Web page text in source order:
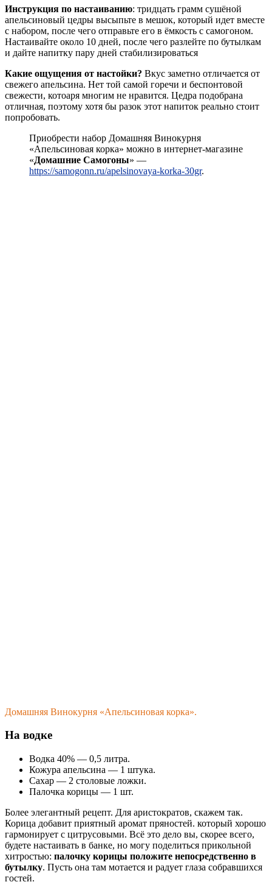
Инструкция по настаиванию: тридцать грамм сушёной
апельсиновый цедры высыпьте в мешок, который идет вместе
с набором, после чего отправьте его в ёмкость с самогоном.
Настаивайте около 10 дней, после чего разлейте по бутылкам
и дайте напитку пару дней стабилизироваться
Какие ощущения от настойки? Вкус заметно отличается от
свежего апельсина. Нет той самой горечи и беспонтовой
свежести, котоаря многим не нравится. Цедра подобрана
отличная, поэтому хотя бы разок этот напиток реально стоит
попробовать.
Приобрести набор Домашняя Винокурня
«Апельсиновая корка» можно в интернет-магазине
«Домашние Самогоны» —
https://samogonn.ru/apelsinovaya-korka-30gr.
Домашняя Винокурня «Апельсиновая корка».
На водке
Водка 40% — 0,5 литра.
Кожура апельсина — 1 штука.
Сахар — 2 столовые ложки.
Палочка корицы — 1 шт.
Более элегантный рецепт. Для аристократов, скажем так.
Корица добавит приятный аромат пряностей. который хорошо
гармонирует с цитрусовыми. Всё это дело вы, скорее всего,
будете настаивать в банке, но могу поделиться прикольной
хитростью: палочку корицы положите непосредственно в
бутылку. Пусть она там мотается и радует глаза собравшихся
гостей.